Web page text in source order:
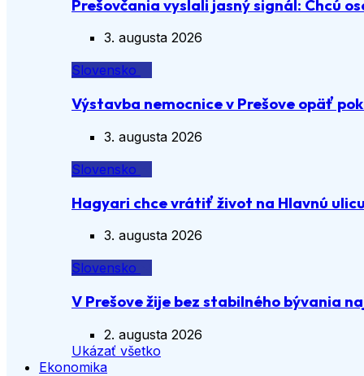
Prešovčania vyslali jasný signál: Chcú
3. augusta 2026
Slovensko
Výstavba nemocnice v Prešove opäť
3. augusta 2026
Slovensko
Hagyari chce vrátiť život na Hlavnú ulicu
3. augusta 2026
Slovensko
V Prešove žije bez stabilného bývania
2. augusta 2026
Ukázať všetko
Ekonomika